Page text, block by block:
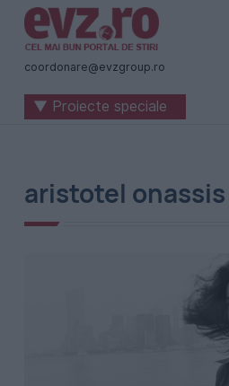
Știri
naționale
internaționale
România
-
coordonare@evzgroup.ro
▼ Proiecte speciale
aristotel onassis